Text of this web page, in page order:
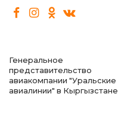
Генеральное
представительство
авиакомпании "Уральские
авиалинии" в Кыргызстане